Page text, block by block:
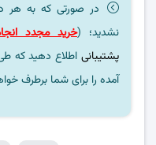
در صورتی که به هر
نشدید؛ (خرید مجدد
پشتیبانی اطلاع دهید که
آمده را برای شما برطرف